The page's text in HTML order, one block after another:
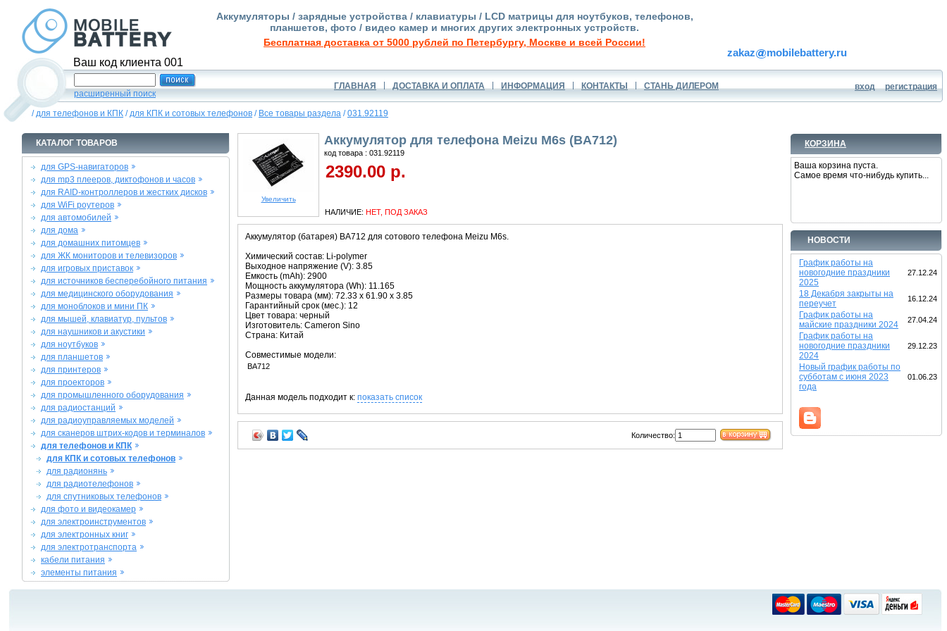
Ваш код клиента 001
Аккумуляторы / зарядные устройства / клавиатуры / LCD матрицы для ноутбуков, телефонов,
планшетов, фото / видео камер и многих других электронных устройств.
Бесплатная доставка от 5000 рублей по Петербургу, Москве и всей России!
zakaz mobilebattery.ru
расширенный поиск
ГЛАВНАЯ ДОСТАВКА И ОПЛАТА ИНФОРМАЦИЯ КОНТАКТЫ СТАНЬ ДИЛЕРОМ вход регистрация
/для телефонов и КПК /для КПК и сотовых телефонов / Все товары раздела /031.92119
КОРЗИНА
Ваша корзина пуста.
Самое время что-нибудь купить...
НОВОСТИ
График работы на
новогодние праздники
2025
27.12.24
18 Декабря закрыты на
переучет
16.12.24
График работы на
майские праздники 2024
27.04.24
График работы на
новогодние праздники
2024
29.12.23
Новый график работы по
субботам с июня 2023
года
01.06.23
КАТАЛОГ ТОВАРОВ
для GPS-навигаторов
для mp3 плееров, диктофонов и часов
для RAID-контроллеров и жестких дисков
для WiFi роутеров
для автомобилей
для дома
для домашних питомцев
для ЖК мониторов и телевизоров
для игровых приставок
для источников бесперебойного питания
для медицинского оборудования
для моноблоков и мини ПК
для мышей, клавиатур, пультов
для наушников и акустики
для ноутбуков
для планшетов
для принтеров
для проекторов
для промышленного оборудования
для радиостанций
для радиоуправляемых моделей
для сканеров штрих-кодов и терминалов
для телефонов и КПК
для КПК и сотовых телефонов
для радионянь
для радиотелефонов
для спутниковых телефонов
для фото и видеокамер
для электроинструментов
для электронных книг
для электротранспорта
кабели питания
элементы питания
Увеличить
Аккумулятор для телефона Meizu M6s (BA712)
код товара : 031.92119
2390.00 р.
НАЛИЧИЕ: НЕТ, ПОД ЗАКАЗ
Аккумулятор (батарея) BA712 для сотового телефона Meizu M6s.
Химический состав: Li-polymer
Выходное напряжение (V): 3.85
Емкость (mAh): 2900
Мощность аккумулятора (Wh): 11.165
Размеры товара (мм): 72.33 x 61.90 x 3.85
Гарантийный срок (мес.): 12
Цвет товара: черный
Изготовитель: Cameron Sino
Страна: Китай
Совместимые модели:
BA712
Данная модель подходит к: показать список
Количество: